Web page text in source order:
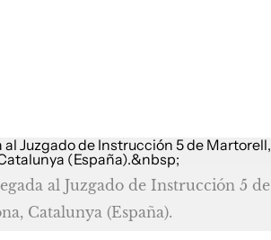
al Juzgado de Instrucción 5 de
Catalunya (España).